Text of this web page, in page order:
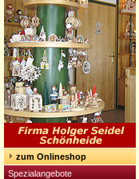
zum Onlineshop
Spezialangebote